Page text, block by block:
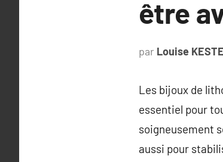
être
par Louise
Les bijoux de
essentiel pour
soigneusement
aussi pour